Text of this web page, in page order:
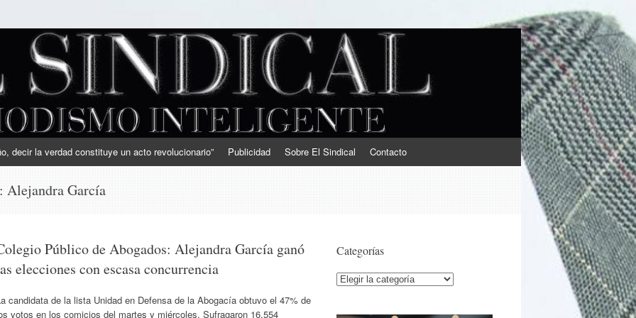
decir la verdad constituye un acto revolucionario” Publicidad Sobre El Sindical Contacto
Alejandra García
Público de Abogados: Alejandra García ganó
elecciones con escasa concurrencia
candidata de la lista Unidad en Defensa de la Abogacía obtuvo el 47% de
votos en los comicios del martes y miércoles. Sufragaron 16.554
Categorías
Categorías